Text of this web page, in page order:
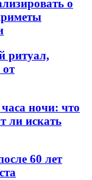
о
ритуал,
ночи: что
ли искать
60 лет